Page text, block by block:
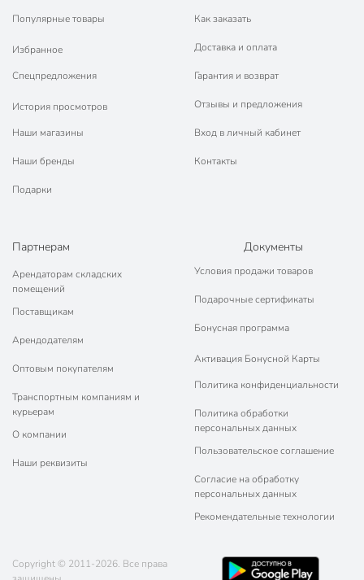
Популярные товары
Избранное
Спецпредложения
История просмотров
Наши магазины
Наши бренды
Подарки
Как заказать
Доставка и оплата
Гарантия и возврат
Отзывы и предложения
Вход в личный кабинет
Контакты
Партнерам
Арендаторам складских
помещений
Поставщикам
Арендодателям
Оптовым покупателям
Транспортным компаниям и
курьерам
О компании
Наши реквизиты
Документы
Условия продажи товаров
Подарочные сертификаты
Бонусная программа
Активация Бонусной Карты
Политика конфиденциальности
Политика обработки
персональных данных
Пользовательское соглашение
Согласие на обработку
персональных данных
Рекомендательные технологии
Copyright © 2011-2026. Все права